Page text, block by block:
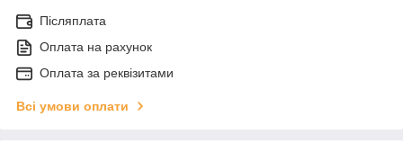
Післяплата
Оплата на рахунок
Оплата за реквізитами
Всі умови оплати